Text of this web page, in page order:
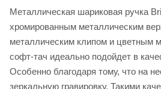
Металлическая шариковая ручка
хромированным металлическим
металлическим клипом и цветным
софт-тач идеально подойдет в
Особенно благодаря тому, что на
зеркальную гравировку. Такими